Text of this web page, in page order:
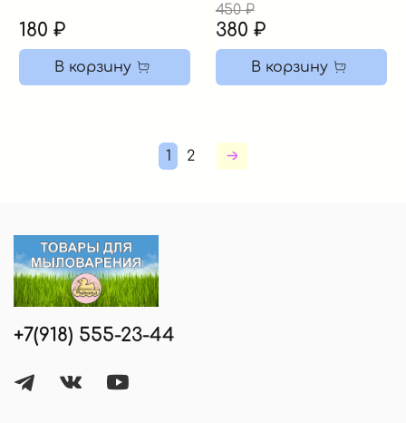
180 ₽
В корзину
450 ₽
380 ₽
В корзину
1 2
+7(918) 555-23-44